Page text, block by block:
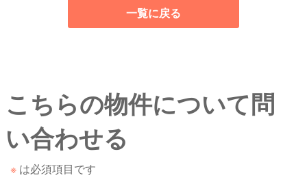
一覧に戻る
こちらの物件について問
い合わせる
※ は必須項目です